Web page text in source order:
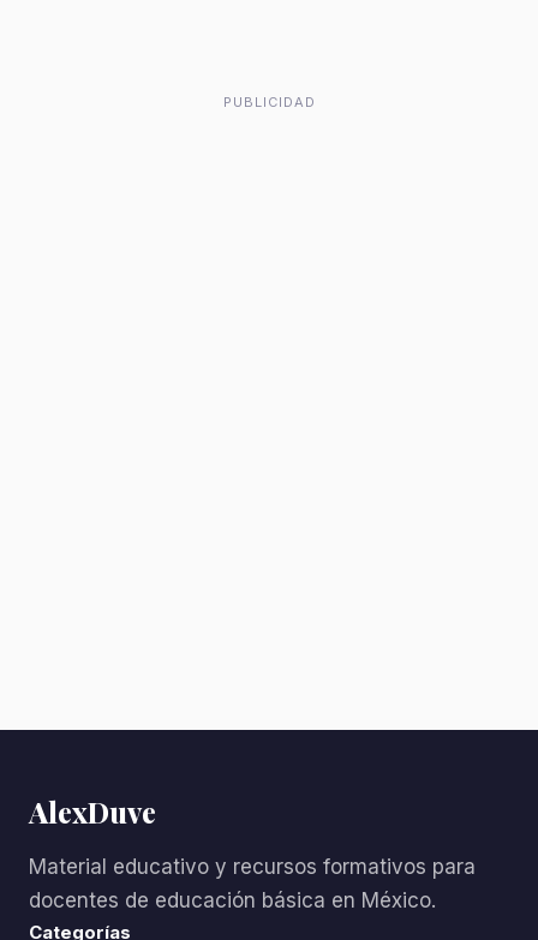
PUBLICIDAD
AlexDuve
Material educativo y recursos formativos para
docentes de educación básica en México.
Categorías